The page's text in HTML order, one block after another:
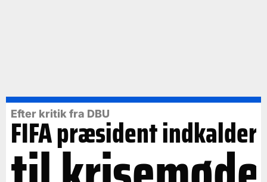
Efter kritik fra DBU
FIFA præsident indkalder